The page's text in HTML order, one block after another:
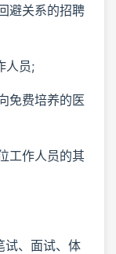
避关系的招聘
人员;
免费培养的医
工作人员的其
试、面试、体